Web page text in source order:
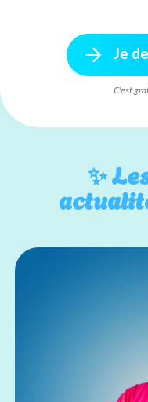
Je
C'est
✨